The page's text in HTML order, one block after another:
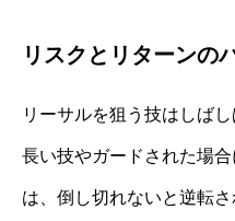
リスクとリターンの
リーサルを狙う技はしば
長い技やガードされた場
は、倒し切れないと逆転